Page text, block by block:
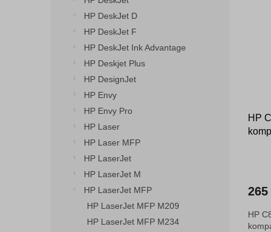
HP DeskJet D
HP DeskJet F
HP DeskJet Ink Advantage
HP Deskjet Plus
HP DesignJet
HP Envy
HP Envy Pro
HP Laser
HP Laser MFP
HP LaserJet
HP LaserJet M
HP LaserJet MFP
HP LaserJet MFP M209
HP LaserJet MFP M234
HP
HP